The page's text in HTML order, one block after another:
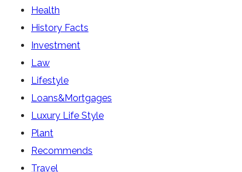
Health
History Facts
Investment
Law
Lifestyle
Loans&Mortgages
Luxury Life Style
Plant
Recommends
Travel